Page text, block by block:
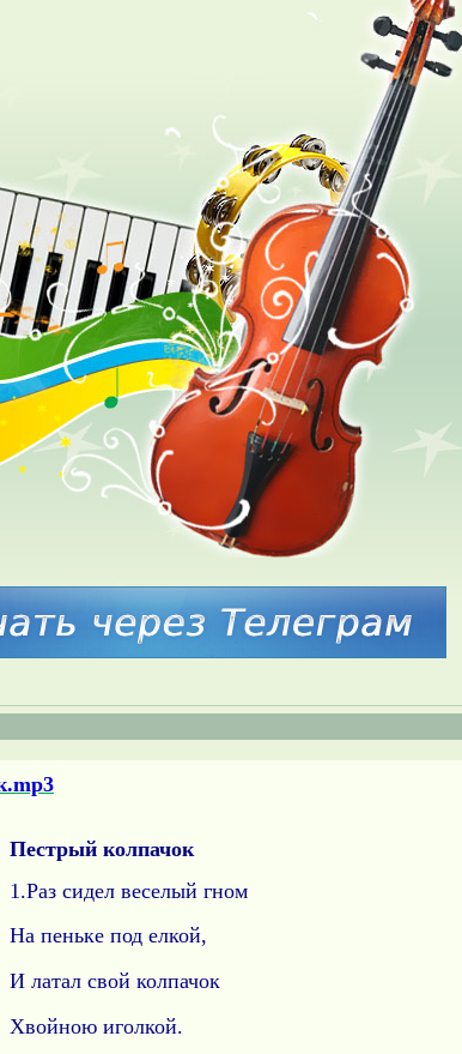
Пестрый колпачок
1.Раз сидел веселый гном
На пеньке под елкой,
И латал свой колпачок
Хвойною иголкой.